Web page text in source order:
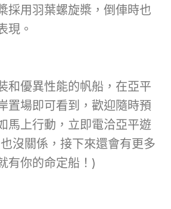
採用羽葉螺旋槳，倒俥時也
現。
和優異性能的帆船，在亞平
置場即可看到，歡迎隨時預
馬上行動，立即電洽亞平遊
沒關係，接下來還會有更多
有你的命定船！)